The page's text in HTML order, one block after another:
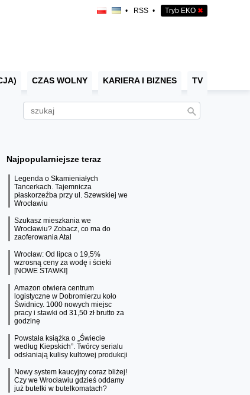
• RSS • Tryb EKO ✖
CZAS WOLNY KARIERA I BIZNES TV
Najpopularniejsze teraz
Legenda o Skamieniałych
Tancerkach. Tajemnicza
płaskorzeźba przy ul. Szewskiej we
Wrocławiu
Szukasz mieszkania we
Wrocławiu? Zobacz, co ma do
zaoferowania Atal
Wrocław: Od lipca o 19,5%
wzrosną ceny za wodę i ścieki
[NOWE STAWKI]
Amazon otwiera centrum
logistyczne w Dobromierzu koło
Świdnicy. 1000 nowych miejsc
pracy i stawki od 31,50 zł brutto za
godzinę
Powstała książka o „Świecie
według Kiepskich”. Twórcy serialu
odsłaniają kulisy kultowej produkcji
Nowy system kaucyjny coraz bliżej!
Czy we Wrocławiu gdzieś oddamy
już butelki w butelkomatach?